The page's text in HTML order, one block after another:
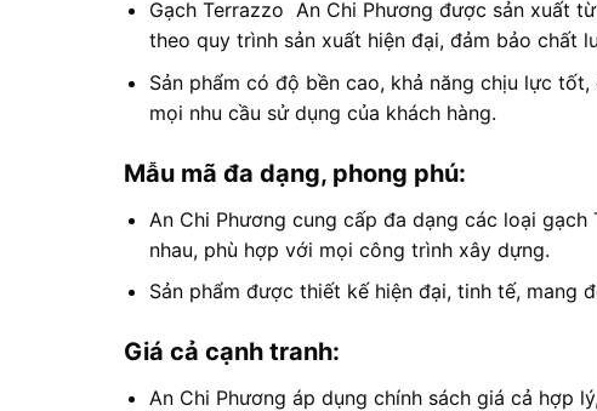
Gạch Terrazzo An Chi Phương được sản xuất
theo quy trình sản xuất hiện đại, đảm bảo chất
Sản phẩm có độ bền cao, khả năng chịu lực
mọi nhu cầu sử dụng của khách hàng.
Mẫu mã đa dạng, phong phú:
An Chi Phương cung cấp đa dạng các loại
nhau, phù hợp với mọi công trình xây dựng.
Sản phẩm được thiết kế hiện đại, tinh tế, mang
Giá cả cạnh tranh:
An Chi Phương áp dụng chính sách giá cả hợp